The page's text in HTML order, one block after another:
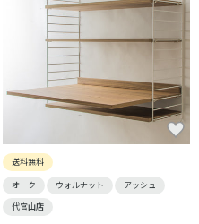
送料無料
オーク
ウォルナット
アッシュ
代官山店